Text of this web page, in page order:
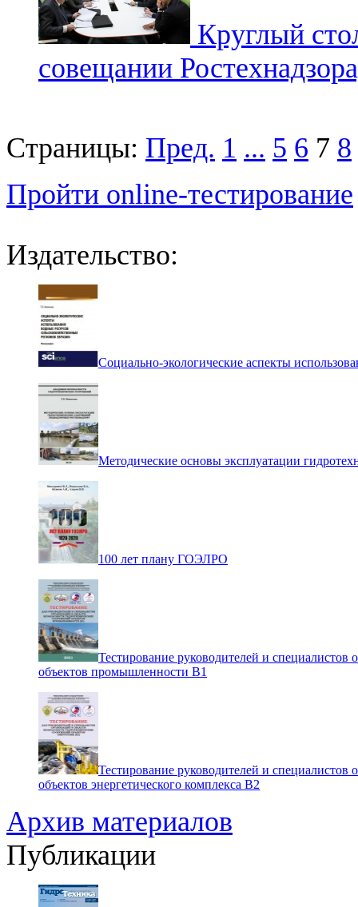
Круглый
совещании
Страницы: Пред. 1 ... 5 6 7 8
Пройти online-тестирование
Издательство:
Социально-экологические аспекты
Методические основы эксплуатации
100 лет плану ГОЭЛРО
Тестирование руководителей и специалистов
объектов промышленности В1
Тестирование руководителей и специалистов
объектов энергетического комплекса В2
Архив материалов
Публикации